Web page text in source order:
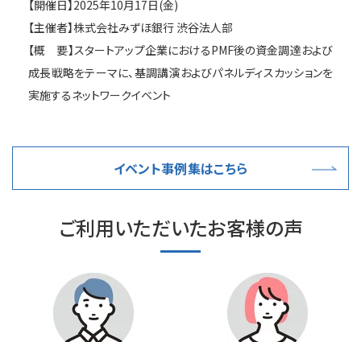
【開催日】2025年10月17日(金)
【主催者】株式会社みずほ銀行 渋谷法人部
【概 要】スタートアップ企業におけるPMF後の資金調達および
成長戦略をテーマに、基調講演およびパネルディスカッションを
実施するネットワークイベント
イベント事例集はこちら
ご利用いただいたお客様の声